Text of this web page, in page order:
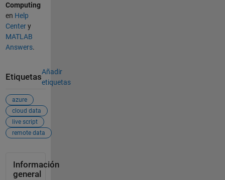
Computing
en Help
Centery
MATLAB
Answers.
Etiquetas
Añadir
etiquetas
azure
cloud data
live script
remote data
Información
general